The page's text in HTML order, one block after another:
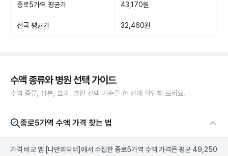
종로5가역 평균가 43,170원
전국 평균가 32,460원
수액 종류와 병원 선택 가이드
수액 종류, 성분, 효과, 병원 선택 기준을 한 번에 확인해 보세요.
종로5가역 수액 가격 찾는 법
가격 비교 앱 [나만의닥터] 에서 수집한 종로5가역 수액 가격은 평균 49,250